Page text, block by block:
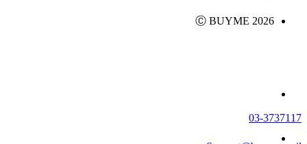
Ⓒ BUYME 2026
03-3737117